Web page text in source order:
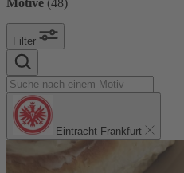
Filter
Eintracht Frankfurt